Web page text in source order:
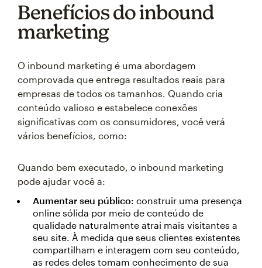
Benefícios do inbound
marketing
O inbound marketing é uma abordagem
comprovada que entrega resultados reais para
empresas de todos os tamanhos. Quando cria
conteúdo valioso e estabelece conexões
significativas com os consumidores, você verá
vários benefícios, como:
Quando bem executado, o inbound marketing
pode ajudar você a:
Aumentar seu público: construir uma presença
online sólida por meio de conteúdo de
qualidade naturalmente atrai mais visitantes a
seu site. À medida que seus clientes existentes
compartilham e interagem com seu conteúdo,
as redes deles tomam conhecimento de sua